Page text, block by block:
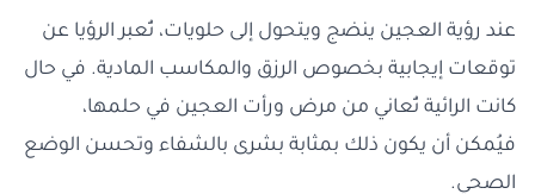
عند رؤية العجين ينضج ويتحول إلى حلويات، تُعبر الرؤيا عن
توقعات إيجابية بخصوص الرزق والمكاسب المادية. في حال
كانت الرائية تُعاني من مرض ورأت العجين في حلمها،
فيُمكن أن يكون ذلك بمثابة بشرى بالشفاء وتحسن الوضع
الصحي.